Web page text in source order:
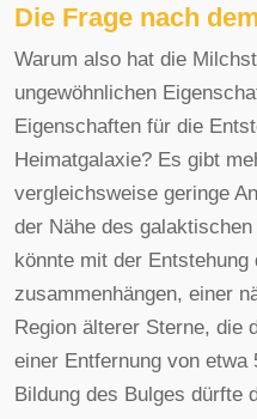
Die Frage nach
Warum also hat die
ungewöhnlichen
Eigenschaften für die
Heimatgalaxie? Es gibt
vergleichsweise geringe
der Nähe des
könnte mit der Entstehung
zusammenhängen, einer
Region älterer Sterne, die
einer Entfernung von
Bildung des Bulges dürfte